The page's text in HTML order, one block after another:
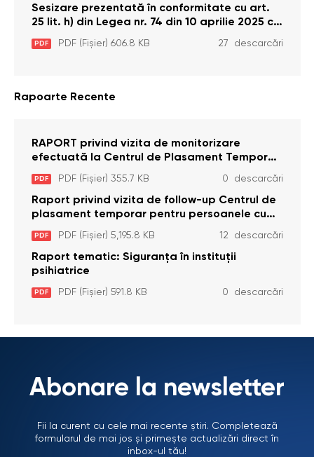
Sesizare prezentată în conformitate cu art.
25 lit. h) din Legea nr. 74 din 10 aprilie 2025 cu
privire la Curtea Constituțională şi art. 26 din
Legea cu privire la Avocatul Poporului
PDF PDF (Fișier) 606.8 KB 27 descarcări
Rapoarte Recente
RAPORT privind vizita de monitorizare
efectuată la Centrul de Plasament Temporar
pentru Persoane cu Dizabilități (Adulte) din s.
Brînzeni, r. Edineț, din data de 25 mai 2026
PDF PDF (Fișier) 355.7 KB 0 descarcări
Raport privind vizita de follow-up Centrul de
plasament temporar pentru persoanele cu
dizabilități (adulte) Bădiceni, Soroca (11 iunie
2026)
PDF PDF (Fișier) 5,195.8 KB 12 descarcări
Raport tematic: Siguranța în instituții
psihiatrice
PDF PDF (Fișier) 591.8 KB 0 descarcări
Abonare la newsletter
Fii la curent cu cele mai recente știri. Completează
formularul de mai jos și primește actualizări direct în
inbox-ul tău!